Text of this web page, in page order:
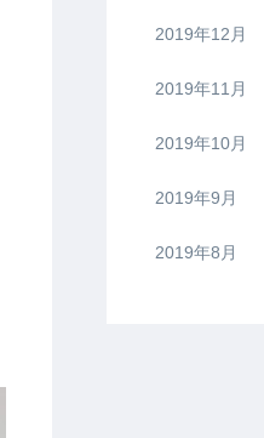
2019年12月
2019年11月
2019年10月
2019年9月
2019年8月